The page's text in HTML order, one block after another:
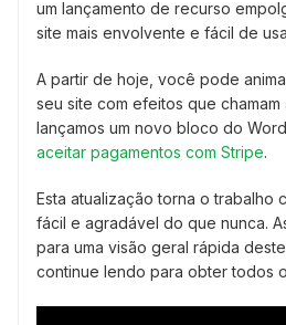
um lançamento de recurso
site mais envolvente e fácil de
A partir de hoje, você pode
seu site com efeitos que chamam
lançamos um novo bloco do
aceitar pagamentos com Stripe.
Esta atualização torna o trabalho
fácil e agradável do que nunca.
para uma visão geral rápida
continue lendo para obter todos